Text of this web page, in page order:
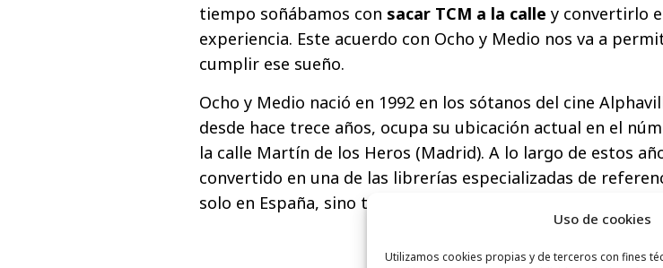
Uso de cookies
Utilizamos cookies propias y de terceros con fines
tiempo soñábamos con sacar TCM a la calle y convertirlo
experiencia. Este acuerdo con Ocho y Medio nos va a
cumplir ese sueño.
Ocho y Medio nació en 1992 en los sótanos del cine
desde hace trece años, ocupa su ubicación actual en el
la calle Martín de los Heros (Madrid). A lo largo de estos
convertido en una de las librerías especializadas de
solo en España, sino también a nivel internacional.